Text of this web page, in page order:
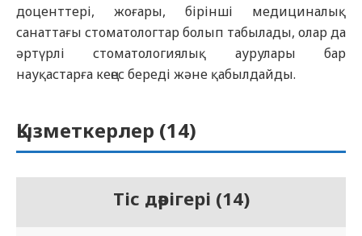
доценттері, жоғары, бірінші медициналық
санаттағы стоматологтар болып табылады, олар да
әртүрлі стоматологиялық аурулары бар
науқастарға кеңес береді және қабылдайды.
Қызметкерлер (14)
Тіс дәрігері (14)